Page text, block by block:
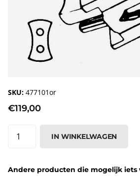
SKU: 477101or
€119,00
IN WINKELWAGEN
Andere producten die mogelijk iets